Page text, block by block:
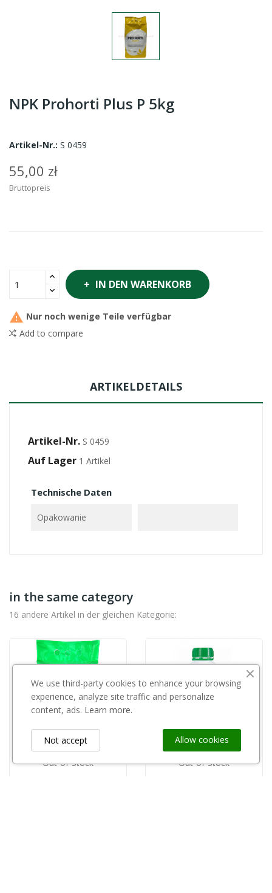
NPK Prohorti Plus P 5kg
Artikel-Nr.: S 0459
55,00 zł
Bruttopreis
IN DEN WARENKORB
 Nur noch wenige Teile verfügbar
Add to compare
ARTIKELDETAILS
Artikel-Nr. S 0459
Auf Lager 1 Artikel
Technische Daten
Opakowanie
in the same category
16 andere Artikel in der gleichen Kategorie:
Out-of-Stock Out-of-Stock
We use third-party cookies to enhance your browsing
experience, analyze site traffic and personalize
content, ads. Learn more.
Allow cookies
Not accept